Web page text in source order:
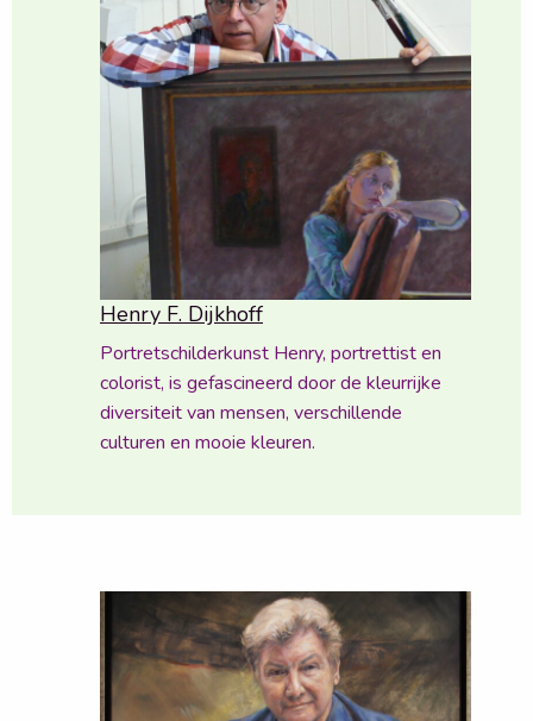
Henry F. Dijkhoff
Portretschilderkunst Henry, portrettist en
colorist, is gefascineerd door de kleurrijke
diversiteit van mensen, verschillende
culturen en mooie kleuren.